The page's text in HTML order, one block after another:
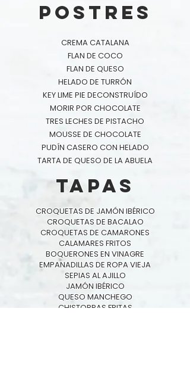
postres
CREMA CATALANA
FLAN DE COCO
FLAN DE QUESO
HELADO DE TURRÓN
KEY LIME PIE DECONSTRUÍDO
MORIR POR CHOCOLATE
TRES LECHES DE PISTACHO
MOUSSE DE CHOCOLATE
PUDÍN CASERO CON HELADO
TARTA DE QUESO DE LA ABUELA
tapas
CROQUETAS DE JAMÓN IBÉRICO
CROQUETAS DE BACALAO
CROQUETAS DE CAMARONES
CALAMARES FRITOS
BOQUERONES EN VINAGRE
EMPANADILLAS DE ROPA VIEJA
SEPIAS AL AJILLO
JAMÓN IBÉRICO
QUESO MANCHEGO
CHISTORRAS FRITAS